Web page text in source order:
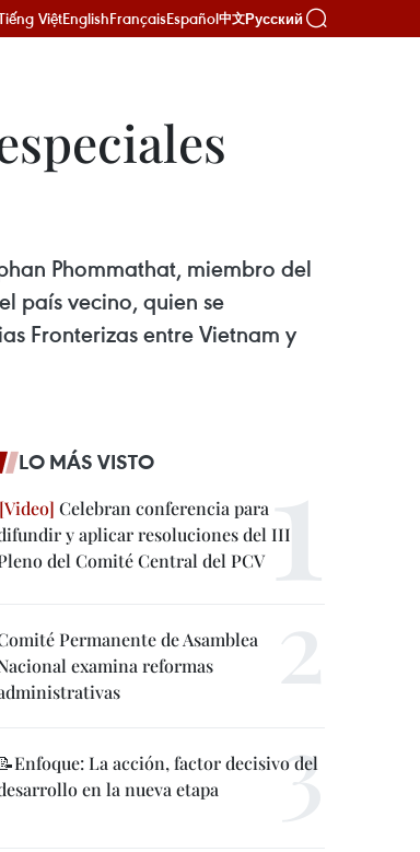
ViệtEnglishFrançaisEspañol中文Русский
Phommathat, miembro del
país vecino, quien se
Fronterizas entre Vietnam y
LO MÁS VISTO
Celebran conferencia para
y aplicar resoluciones del III
del Comité Central del PCV
Permanente de Asamblea
examina reformas
📝Enfoque: La acción, factor decisivo del
en la nueva etapa